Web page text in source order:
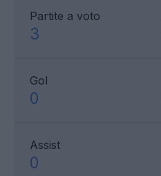
Partite a voto
3
Gol
0
Assist
0